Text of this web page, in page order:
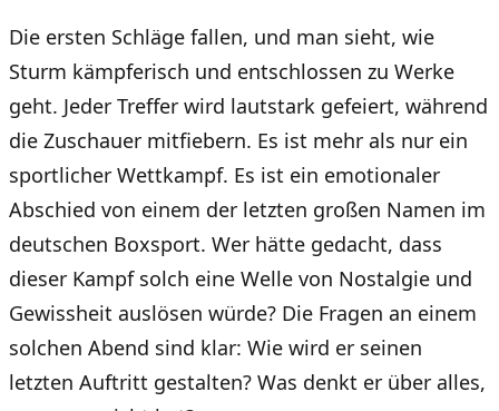
Die ersten Schläge fallen, und man sieht, wie
Sturm kämpferisch und entschlossen zu Werke
geht. Jeder Treffer wird lautstark gefeiert, während
die Zuschauer mitfiebern. Es ist mehr als nur ein
sportlicher Wettkampf. Es ist ein emotionaler
Abschied von einem der letzten großen Namen im
deutschen Boxsport. Wer hätte gedacht, dass
dieser Kampf solch eine Welle von Nostalgie und
Gewissheit auslösen würde? Die Fragen an einem
solchen Abend sind klar: Wie wird er seinen
letzten Auftritt gestalten? Was denkt er über alles,